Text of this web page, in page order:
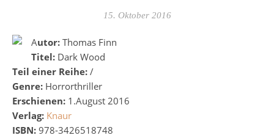
15. Oktober 2016
Autor: Thomas Finn
Titel: Dark Wood
Teil einer Reihe: /
Genre: Horrorthriller
Erschienen: 1.August 2016
Verlag: Knaur
ISBN: 978-3426518748